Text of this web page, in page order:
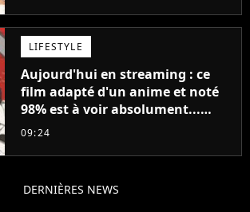
LIFESTYLE
Aujourd'hui en streaming : ce
film adapté d'un anime et noté
98% est à voir absolument...
sinon vous ne comprendrez plus
09:24
DERNIÈRES NEWS